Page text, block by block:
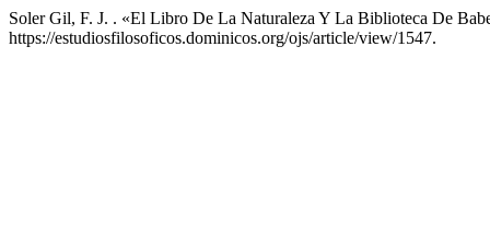
Soler Gil, F. J. . «El Libro De La Naturaleza Y La Biblioteca De
https://estudiosfilosoficos.dominicos.org/ojs/article/view/1547.